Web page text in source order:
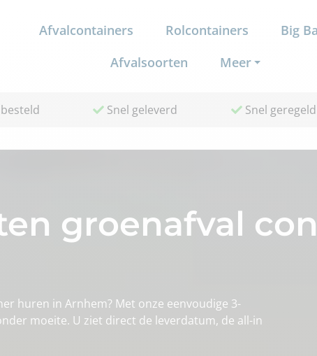
Afvalcontainers Rolcontainers
Big
Afvalsoorten
Meer
Snel geleverd Snel geregeld
groenafval
huren in Arnhem? Met onze eenvoudige 3-
moeite. U ziet direct de leverdatum, de all-in